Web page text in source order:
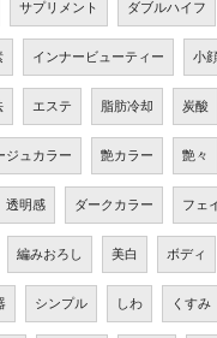
サプリメント ダブルハイフ
インナービューティー 小
エステ 脂肪冷却 炭酸
ジュカラー 艶カラー 艶々
透明感 ダークカラー フェ
編みおろし 美白 ボディ
シンプル しわ くすみ